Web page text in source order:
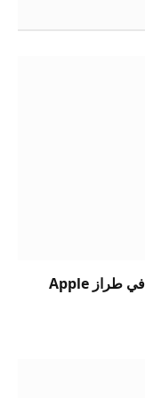
iPhone Ultra قادم: ست ميزات جديدة في طراز Apple